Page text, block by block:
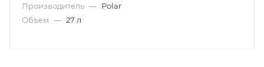
Производитель — Polar
Объем — 27 л